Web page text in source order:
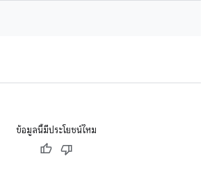
ข้อมูลนี้มีประโยชน์ไหม